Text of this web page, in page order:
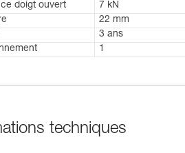
doigt ouvert
7 kN
22 mm
3 ans
1
techniques